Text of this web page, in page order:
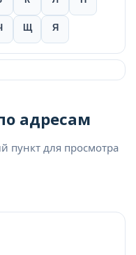
Щ Я
адресам
пункт для просмотра